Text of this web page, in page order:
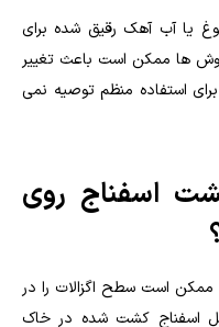
یا آب آهک رقیق شده برای
ها ممکن است باعث تغییر
استفاده منظم توصیه نمی
اسفناج روی
ممکن است سطح اگزالات را در
اسفناج کشت شده در خاک